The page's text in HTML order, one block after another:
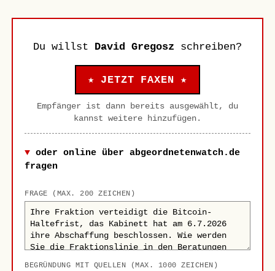
Du willst David Gregosz schreiben?
★ JETZT FAXEN ★
Empfänger ist dann bereits ausgewählt, du
kannst weitere hinzufügen.
oder online über abgeordnetenwatch.de
fragen
FRAGE (MAX. 200 ZEICHEN)
BEGRÜNDUNG MIT QUELLEN (MAX. 1000 ZEICHEN)